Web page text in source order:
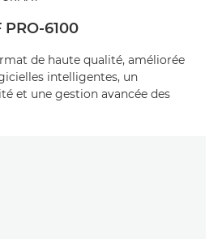
PRO-6100
de haute qualité, améliorée
intelligentes, un
et une gestion avancée des